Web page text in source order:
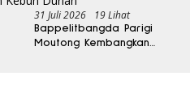
31 Juli 2026 19 Lihat
Bappelitbangda Parigi
Moutong Kembangkan